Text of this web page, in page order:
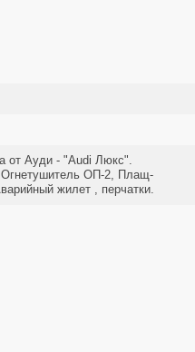
от Ауди - "Audi Люкс".
Огнетушитель ОП-2, Плащ-
жилет , перчатки.